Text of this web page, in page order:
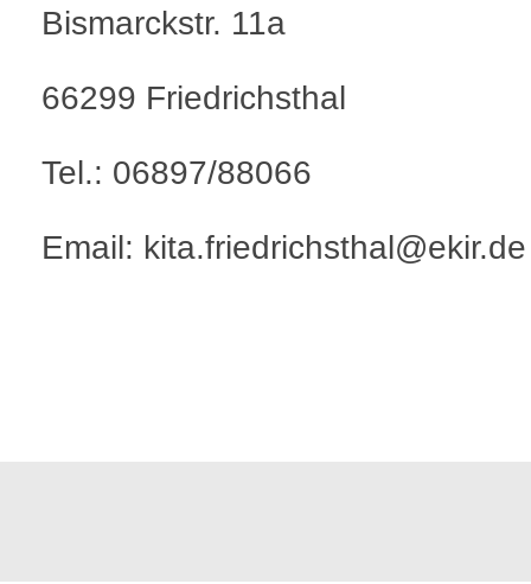
Bismarckstr. 11a
66299 Friedrichsthal
Tel.: 06897/88066
Email: kita.friedrichsthal@ekir.de